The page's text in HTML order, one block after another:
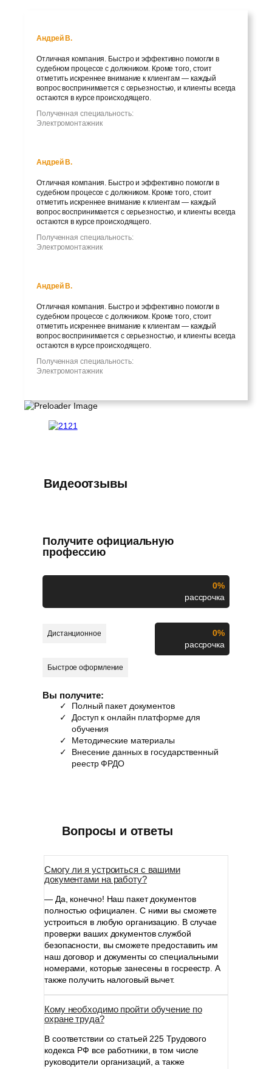
Андрей В.
Отличная компания. Быстро и эффективно помогли в
судебном процессе с должником. Кроме того, стоит
отметить искреннее внимание к клиентам — каждый
вопрос воспринимается с серьезностью, и клиенты всегда
остаются в курсе происходящего.
Полученная специальность:
Электромонтажник
Андрей В.
Отличная компания. Быстро и эффективно помогли в
судебном процессе с должником. Кроме того, стоит
отметить искреннее внимание к клиентам — каждый
вопрос воспринимается с серьезностью, и клиенты всегда
остаются в курсе происходящего.
Полученная специальность:
Электромонтажник
Андрей В.
Отличная компания. Быстро и эффективно помогли в
судебном процессе с должником. Кроме того, стоит
отметить искреннее внимание к клиентам — каждый
вопрос воспринимается с серьезностью, и клиенты всегда
остаются в курсе происходящего.
Полученная специальность:
Электромонтажник
Видеоотзывы
Получите официальную
профессию
0%
рассрочка
Дистанционное
Быстрое оформление
0%
рассрочка
Вы получите:
Полный пакет документов
Доступ к онлайн платформе для
обучения
Методические материалы
Внесение данных в государственный
реестр ФРДО
Вопросы и ответы
Смогу ли я устроиться с вашими
документами на работу?
— Да, конечно! Наш пакет документов
полностью официален. С ними вы сможете
устроиться в любую организацию. В случае
проверки ваших документов службой
безопасности, вы сможете предоставить им
наш договор и документы со специальными
номерами, которые занесены в госреестр. А
также получить налоговый вычет.
Кому необходимо пройти обучение по
охране труда?
В соответствии со статьей 225 Трудового
кодекса РФ все работники, в том числе
руководители организаций, а также